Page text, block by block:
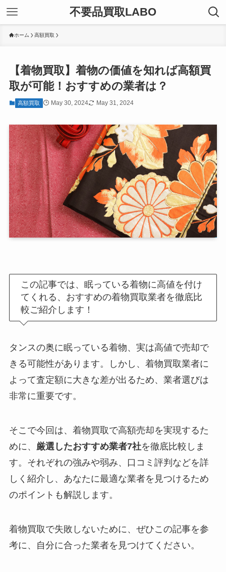
不要品買取LABO
ホーム 高額買取
【着物買取】着物の価値を知れば高額買
取が可能！おすすめの業者は？
高額買取 May 30, 2024 May 31, 2024
この記事では、眠っている着物に高値を付け
てくれる、おすすめの着物買取業者を徹底比
較ご紹介します！
タンスの奥に眠っている着物、実は高値で売却で
きる可能性があります。しかし、着物買取業者に
よって査定額に大きな差が出るため、業者選びは
非常に重要です。
そこで今回は、着物買取で高額売却を実現するた
めに、 厳選したおすすめ業者7社を徹底比較しま
す。それぞれの強みや弱み、口コミ評判などを詳
しく紹介し、あなたに最適な業者を見つけるため
のポイントも解説します。
着物買取で失敗しないために、ぜひこの記事を参
考に、自分に合った業者を見つけてください。